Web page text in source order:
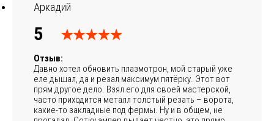
Аркадий
5
Отзыв:
Давно хотел обновить плазмотрон, мой старый уже
еле дышал, да и резал максимум пятёрку. Этот вот
прям другое дело. Взял его для своей мастерской,
часто приходится металл толстый резать – ворота,
какие-то закладные под фермы. Ну и в общем, не